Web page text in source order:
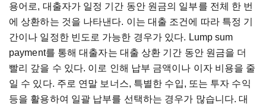
용어로, 대출자가 일정 기간 동안 원금의 일부를 전체 한 번
에 상환하는 것을 나타낸다. 이는 대출 조건에 따라 특정 기
간이나 일정한 빈도로 가능한 경우가 있다. Lump sum
payment를 통해 대출자는 대출 상환 기간 동안 원금을 더
빨리 갚을 수 있다. 이로 인해 납부 금액이나 이자 비용을 줄
일 수 있다. 주로 연말 보너스, 특별한 수입, 또는 투자 수익
등을 활용하여 일괄 납부를 선택하는 경우가 많습니다.대